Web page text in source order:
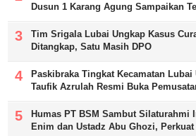
Dusun 1 Karang Agung Sampaikan
Tim Srigala Lubai Ungkap Kasus
Ditangkap, Satu Masih DPO
Paskibraka Tingkat Kecamatan
Taufik Azrulah Resmi Buka
Humas PT BSM Sambut Silaturahmi
Enim dan Ustadz Abu Ghozi,